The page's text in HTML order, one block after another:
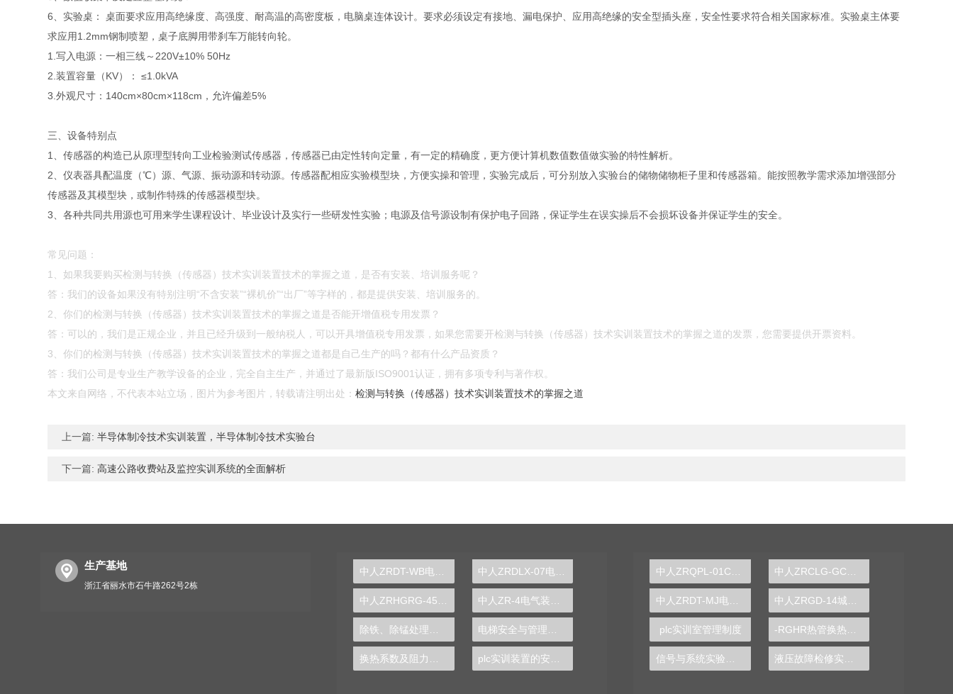
6、实验桌： 桌面要求应用高绝缘度、高强度、耐高温的高密度板，电脑桌连体设计。要求必须设定有接地、漏电保护、应用高绝缘的安全型插头座，安全性要求符合相关国家标准。实验桌主体要
求应用1.2mm钢制喷塑，桌子底脚用带刹车万能转向轮。
1.写入电源：一相三线～220V±10% 50Hz
2.装置容量（KV）： ≤1.0kVA
3.外观尺寸：140cm×80cm×118cm，允许偏差5%
三、设备特别点
1、传感器的构造已从原理型转向工业检验测试传感器，传感器已由定性转向定量，有一定的精确度，更方便计算机数值数值做实验的特性解析。
2、仪表器具配温度（℃）源、气源、振动源和转动源。传感器配相应实验模型块，方便实操和管理，实验完成后，可分别放入实验台的储物储物柜子里和传感器箱。能按照教学需求添加增强部分
传感器及其模型块，或制作特殊的传感器模型块。
3、各种共同共用源也可用来学生课程设计、毕业设计及实行一些研发性实验；电源及信号源设制有保护电子回路，保证学生在误实操后不会损坏设备并保证学生的安全。
常见问题：
1、如果我要购买检测与转换（传感器）技术实训装置技术的掌握之道，是否有安装、培训服务呢？
答：我们的设备如果没有特别注明“不含安装”“裸机价”“出厂”等字样的，都是提供安装、培训服务的。
2、你们的检测与转换（传感器）技术实训装置技术的掌握之道是否能开增值税专用发票？
答：可以的，我们是正规企业，并且已经升级到一般纳税人，可以开具增值税专用发票，如果您需要开检测与转换（传感器）技术实训装置技术的掌握之道的发票，您需要提供开票资料。
3、你们的检测与转换（传感器）技术实训装置技术的掌握之道都是自己生产的吗？都有什么产品资质？
答：我们公司是专业生产教学设备的企业，完全自主生产，并通过了最新版ISO9001认证，拥有多项专利与著作权。
本文来自网络，不代表本站立场，图片为参考图片，转载请注明出处：检测与转换（传感器）技术实训装置技术的掌握之道
上一篇: 半导体制冷技术实训装置，半导体制冷技术实验台
下一篇: 高速公路收费站及监控实训系统的全面解析
生产基地
浙江省丽水市石牛路262号2栋
中人ZRDT-WB电梯安装、维修与保养实训考核装置
中人ZRDT-MJ电梯门机构安装与调试实训装置
plc实训室管理制度